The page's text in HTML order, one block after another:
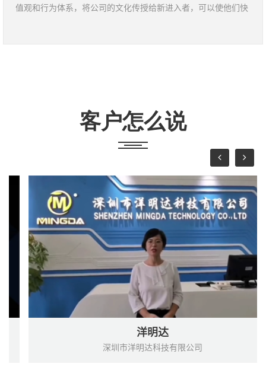
值观和行为体系，将公司的文化传授给新进入者，可以使他们快
客户怎么说
洋明达
深圳市洋明达科技有限公司